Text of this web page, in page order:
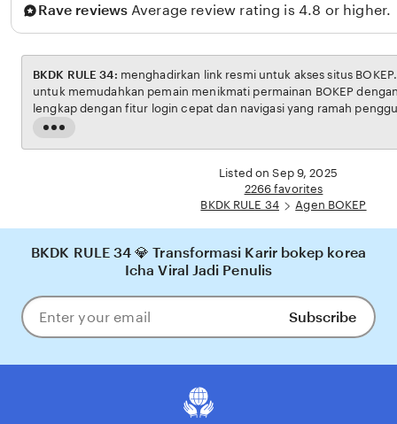
Rave reviews Average review rating is 4.8 or higher.
Read
the
BKDK RULE 34:
untuk memudahkan pemain menikmati permainan BOKEP dengan aman dan transparan,
lengkap dengan fitur login cepat dan navigasi yang ramah pengguna. Setiap transaksi
dijamin aman, sementara update hasil dan informasi permainan selalu tersedia secara real-
Listed on Sep 9, 2025
2266 favorites
BKDK RULE 34
Agen BOKEP
BKDK RULE 34 💎 Transformasi Karir bokep korea
Icha Viral Jadi Penulis
Enter
your
Subscribe